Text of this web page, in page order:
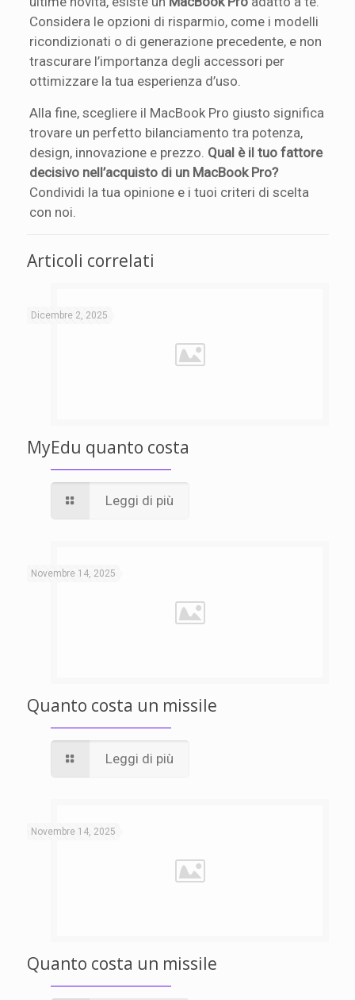
Considera le opzioni di risparmio, come i modelli
ricondizionati o di generazione precedente, e non
trascurare l’importanza degli accessori per
ottimizzare la tua esperienza d’uso.
Alla fine, scegliere il MacBook Pro giusto significa
trovare un perfetto bilanciamento tra potenza,
design, innovazione e prezzo. Qual è il tuo fattore
decisivo nell’acquisto di un MacBook Pro?
Condividi la tua opinione e i tuoi criteri di scelta
con noi.
Articoli correlati
Dicembre 2, 2025
MyEdu quanto costa
Leggi di più
Novembre 14, 2025
Quanto costa un missile
Leggi di più
Novembre 14, 2025
Quanto costa un missile